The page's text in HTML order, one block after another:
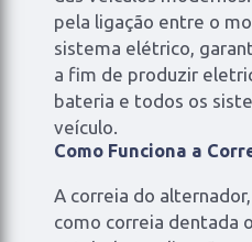
pela ligação entre o
sistema elétrico,
a fim de produzir
bateria e todos os
veículo.
Como Funciona a
A correia do
como correia dentada